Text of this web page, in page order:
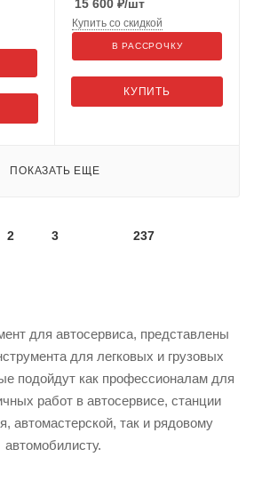
15 600 ₽/шт
КУПИТЬ
Купить со скидкой
В РАССРОЧКУ
ПОКАЗАТЬ ЕЩЕ
2 3 237
для автосервиса, представлены
для легковых и грузовых
подойдут как профессионалам для
работ в автосервисе, станции
автомастерской, так и рядовому
автомобилисту.